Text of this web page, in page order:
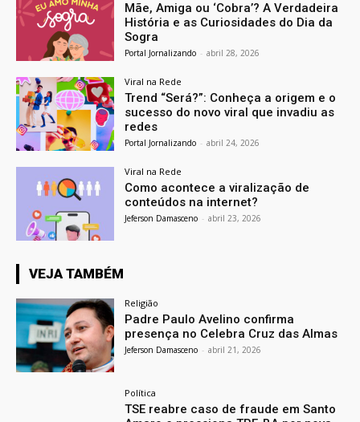
Mãe, Amiga ou ‘Cobra’? A Verdadeira
História e as Curiosidades do Dia da
Sogra
Portal Jornalizando - abril 28, 2026
Viral na Rede
Trend “Será?”: Conheça a origem e o
sucesso do novo viral que invadiu as
redes
Portal Jornalizando - abril 24, 2026
Viral na Rede
Como acontece a viralização de
conteúdos na internet?
Jeferson Damasceno - abril 23, 2026
VEJA TAMBÉM
Religião
Padre Paulo Avelino confirma
presença no Celebra Cruz das Almas
Jeferson Damasceno - abril 21, 2026
Política
TSE reabre caso de fraude em Santo